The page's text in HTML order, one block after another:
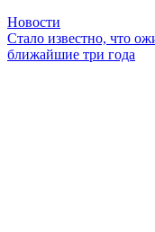
Новости
Стало известно, что
ближайшие три года